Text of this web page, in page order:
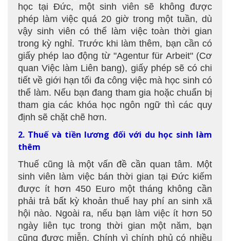
học tại Đức, một sinh viên sẽ không được
phép làm việc quá 20 giờ trong một tuần, dù
vậy sinh viên có thể làm việc toàn thời gian
trong kỳ nghỉ. Trước khi làm thêm, bạn cần có
giấy phép lao động từ "Agentur für Arbeit" (Cơ
quan Việc làm Liên bang), giấy phép sẽ có chi
tiết về giới hạn tối đa công việc mà học sinh có
thể làm. Nếu bạn đang tham gia hoặc chuẩn bị
tham gia các khóa học ngôn ngữ thì các quy
định sẽ chặt chẽ hơn.
2. Thuế và tiền lương đối với du học sinh làm
thêm
Thuế cũng là một vấn đề cần quan tâm. Một
sinh viên làm việc bán thời gian tại Đức kiếm
được ít hơn 450 Euro một tháng không cần
phải trả bất kỳ khoản thuế hay phí an sinh xã
hội nào. Ngoài ra, nếu bạn làm việc ít hơn 50
ngày liên tục trong thời gian một năm, bạn
cũng được miễn. Chính vì chính phủ có nhiều